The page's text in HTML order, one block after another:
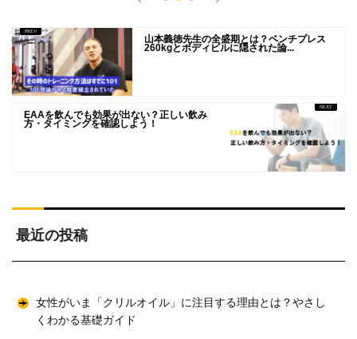
山本義徳先生の全盛期とは？ベンチプレス
260kgとボディビルに隠された論...
EAAを飲んでも効果が出ない？正しい飲み
方・タイミングを確認しよう！
最近の投稿
女性がいま「クリルオイル」に注目する理由とは？やさし
くわかる基礎ガイド